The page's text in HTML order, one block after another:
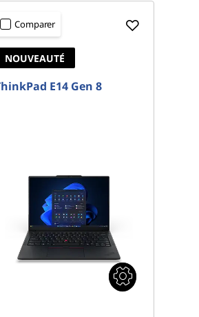
Comparer
NOUVEAUTÉ
E14 Gen 8